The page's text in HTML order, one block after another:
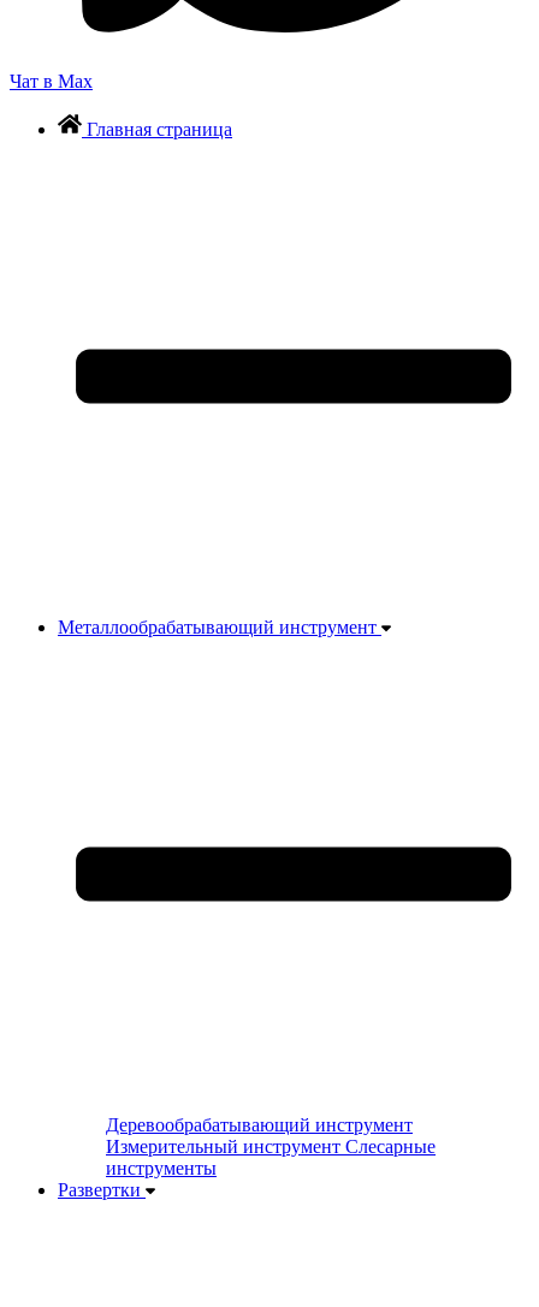
Чат в Max
Главная страница
Металлообрабатывающий инструмент
Деревообрабатывающий инструмент
Измерительный инструмент Слесарные
инструменты
Развертки